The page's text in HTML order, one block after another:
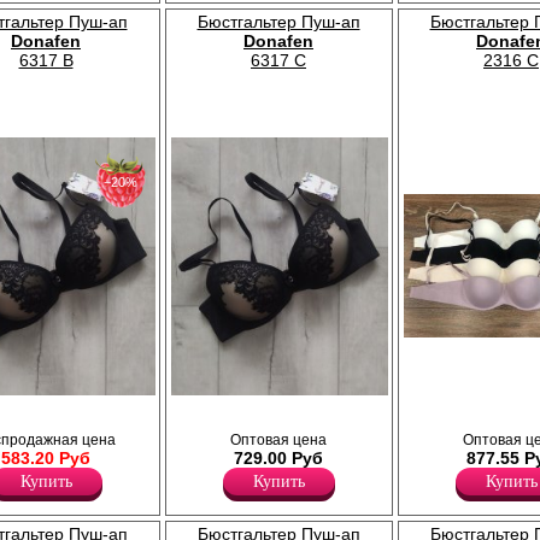
Пуш-ап
Donafen
6317 B
Push-Up
по
−20%
цена
583.20 Руб
Купить
Бюстгальтер Пуш-ап
Donafen
6317 C
формованной чашкой и Push-Up
эффектом. Бретели регулируются по
длине, съемные.
Лайкра 10%
Хлопок 55%
Нейлон 35%
Оптовая цена
729.00 Руб
Купить
Бюстгальтер
2316 C
Полиамид 55%
Тактель (хлопок) 35%
Оптовая
877.55
Купить
Пуш-ап
Бюстгальтер Пуш-ап
Бюстгальтер